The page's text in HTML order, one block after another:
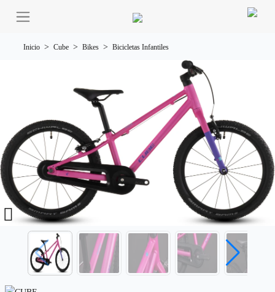
Inicio Cube Bikes Bicicletas Infantiles